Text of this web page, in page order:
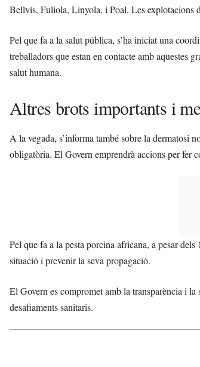
Bellvís, Fuliola, Linyola, i Poal. Les explotacions
Pel que fa a la salut pública, s’ha iniciat una
treballadors que estan en contacte amb aquestes
salut humana.
Altres brots importants i
A la vegada, s’informa també sobre la dermatosi
obligatòria. El Govern emprendrà accions per fer
Pel que fa a la pesta porcina africana, a pesar
situació i prevenir la seva propagació.
El Govern es compromet amb la transparència i
desafiaments sanitaris.